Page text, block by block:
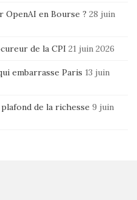
OpenAI en Bourse ? 28 juin
de la CPI 21 juin 2026
embarrasse Paris 13 juin
de la richesse 9 juin